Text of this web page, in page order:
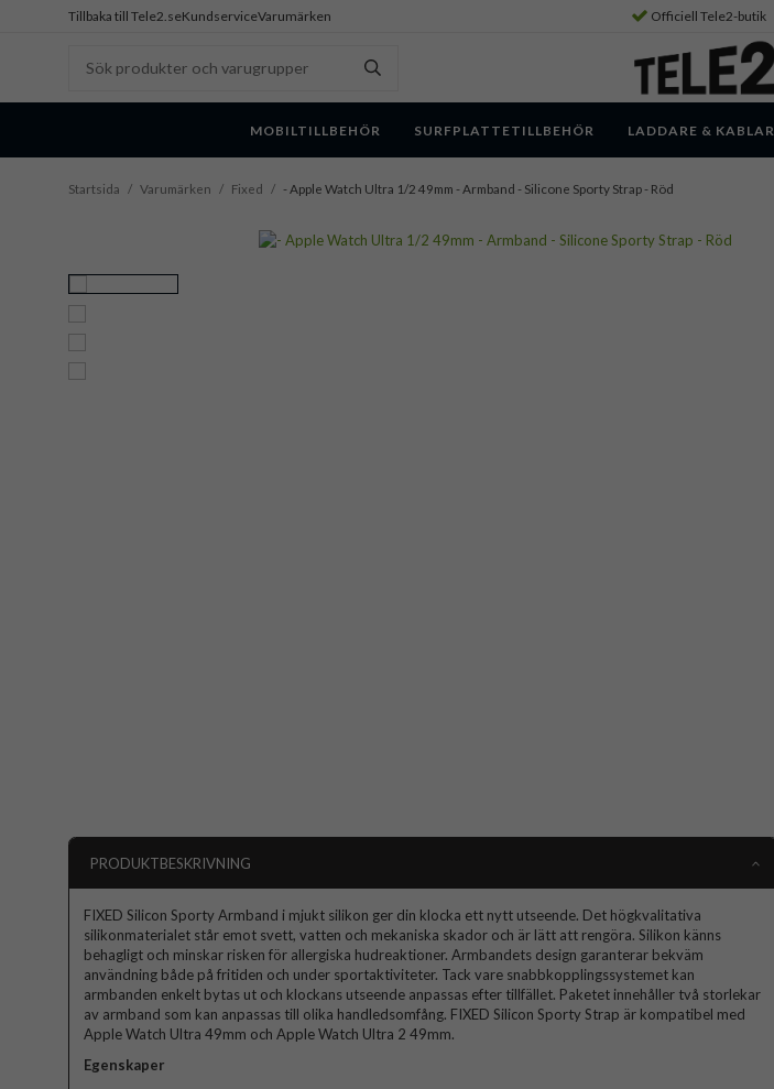
Tillbaka till Tele2.seKundserviceVarumärken Officiell Tele2-butik
MOBILTILLBEHÖR SURFPLATTETILLBEHÖR LADDARE & KABLAR
Startsida / Varumärken / Fixed / - Apple Watch Ultra 1/2 49mm - Armband - Silicone Sporty Strap - Röd
PRODUKTBESKRIVNING
FIXED Silicon Sporty Armband i mjukt silikon ger din klocka ett nytt utseende. Det högkvalitativa
silikonmaterialet står emot svett, vatten och mekaniska skador och är lätt att rengöra. Silikon känns
behagligt och minskar risken för allergiska hudreaktioner. Armbandets design garanterar bekväm
användning både på fritiden och under sportaktiviteter. Tack vare snabbkopplingssystemet kan
armbanden enkelt bytas ut och klockans utseende anpassas efter tillfället. Paketet innehåller två storlekar
av armband som kan anpassas till olika handledsomfång. FIXED Silicon Sporty Strap är kompatibel med
Apple Watch Ultra 49mm och Apple Watch Ultra 2 49mm.
Egenskaper